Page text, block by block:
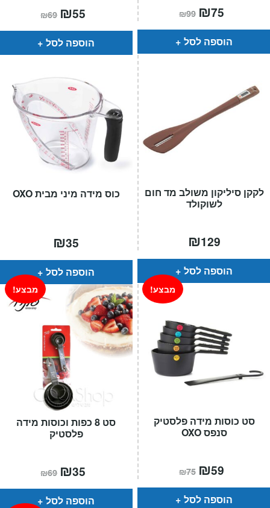
₪69 המחיר
המקורי
היה:
₪69.
₪55
הוא:
הוספה לסל
₪99 המחיר
המקורי
היה:
₪99.
₪75
הוא:
הוספה לסל
כוס מידה מיני מבית OXO
₪35
הוספה לסל
לקקן סיליקון משולב מד חום
לשוקולד
₪129
הוספה לסל
סט 8 כפות וכוסות מידה
פלסטיק
מבצע!
₪69 המחיר
המקורי
היה:
₪69.
₪35
הוא:
הוספה לסל
סט כוסות מידה פלסטיק
סנפס OXO
מבצע!
₪75 המחיר
המקורי
היה:
₪75.
₪59
הוא:
הוספה לסל